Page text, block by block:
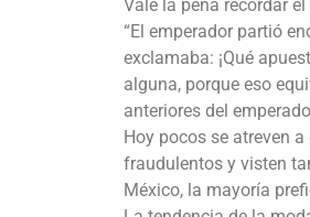
Vale la pena recordar
“El emperador partió
exclamaba: ¡Qué
alguna, porque eso
anteriores del
Hoy pocos se atreven
fraudulentos y visten
México, la mayoría